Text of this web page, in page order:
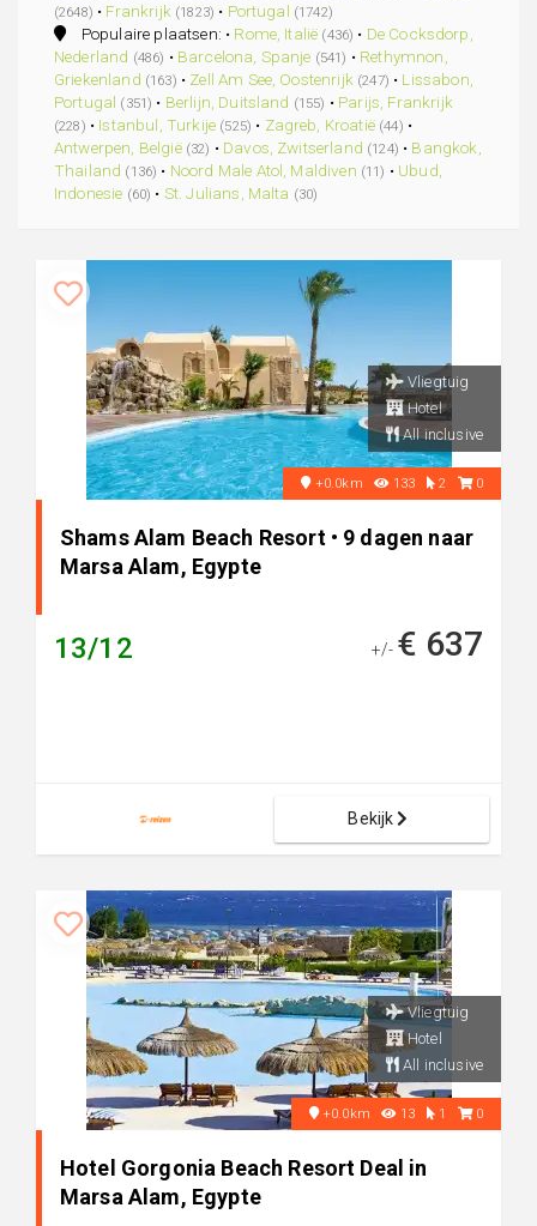
(2648) • Frankrijk (1823) • Portugal (1742)
Populaire plaatsen: • Rome, Italië (436) • De Cocksdorp,
Nederland (486) • Barcelona, Spanje (541) • Rethymnon,
Griekenland (163) • Zell Am See, Oostenrijk (247) • Lissabon,
Portugal (351) • Berlijn, Duitsland (155) • Parijs, Frankrijk
(228) • Istanbul, Turkije (525) • Zagreb, Kroatië (44) •
Antwerpen, België (32) • Davos, Zwitserland (124) • Bangkok,
Thailand (136) • Noord Male Atol, Maldiven (11) • Ubud,
Indonesie (60) • St. Julians, Malta (30)
Vliegtuig
Hotel
All inclusive
+0.0km 133 2 0
Shams Alam Beach Resort • 9 dagen naar
Marsa Alam, Egypte
13/12 +/- € 637
Bekijk
Vliegtuig
Hotel
All inclusive
+0.0km 13 1 0
Hotel Gorgonia Beach Resort Deal in
Marsa Alam, Egypte